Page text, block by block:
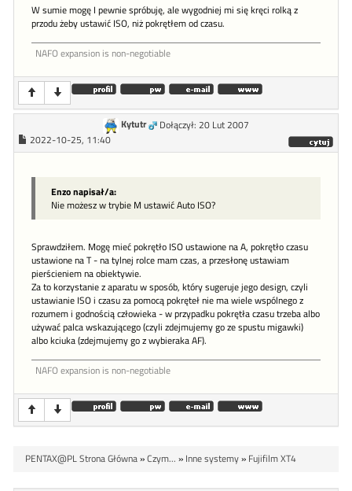
W sumie mogę I pewnie spróbuję, ale wygodniej mi się kręci rolką z
przodu żeby ustawić ISO, niż pokrętłem od czasu.
NAFO expansion is non-negotiable
Kytutr
Dołączył: 20 Lut 2007
2022-10-25, 11:40
Enzo napisał/a:
Nie możesz w trybie M ustawić Auto ISO?
Sprawdziłem. Mogę mieć pokrętło ISO ustawione na A, pokrętło czasu
ustawione na T - na tylnej rolce mam czas, a przesłonę ustawiam
pierścieniem na obiektywie.
Za to korzystanie z aparatu w sposób, który sugeruje jego design, czyli
ustawianie ISO i czasu za pomocą pokręteł nie ma wiele wspólnego z
rozumem i godnością człowieka - w przypadku pokrętła czasu trzeba albo
używać palca wskazującego (czyli zdejmujemy go ze spustu migawki)
albo kciuka (zdejmujemy go z wybieraka AF).
NAFO expansion is non-negotiable
PENTAX@PL Strona Główna»Czym... » Inne systemy» Fujifilm XT4